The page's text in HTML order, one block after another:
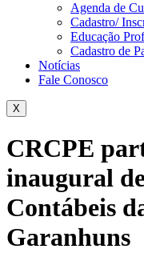
Agenda de
Cadastro/
Educação
Cadastro de
Notícias
Fale Conosco
X
CRCPE
inaugural
Contábeis
Garanhuns